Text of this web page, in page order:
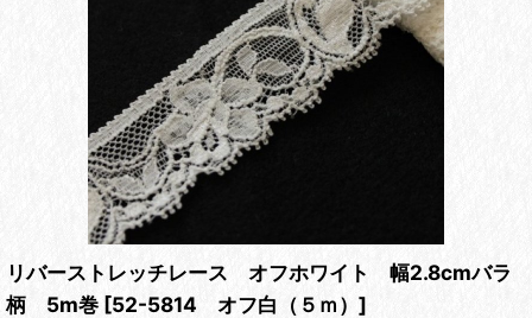
リバーストレッチレース オフホワイト 幅2.8cmバラ
柄 5m巻 [52-5814 オフ白（５ｍ） ]